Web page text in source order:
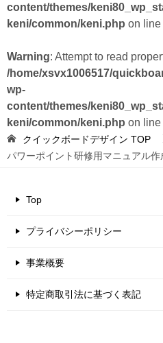
content/themes/
keni/common/keni.php on line
Warning: Attempt to read
/home/xsvx1006517/
wp-
content/themes/
keni/common/keni.php on line
クイックボードデザイン TOP
パワーポイント研修用マニュアル作
Top
プライバシーポリシー
事業概要
特定商取引法に基づく表記